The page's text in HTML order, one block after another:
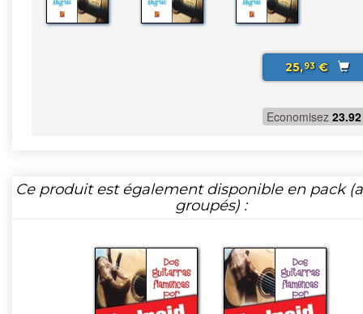
25,93€
Economisez 23.92
Ce produit est également disponible en pack
groupés) :